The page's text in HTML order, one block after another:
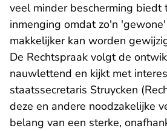
veel minder bescherming biedt
inmenging omdat zo'n
makkelijker kan worden
De Rechtspraak volgt de
nauwlettend en kijkt met
staatssecretaris Struycken
deze en andere noodzakelijke
belang van een sterke,